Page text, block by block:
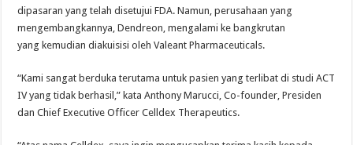
dipasaran yang telah disetujui FDA. Namun, perusahaan yang
mengembangkannya, Dendreon, mengalami ke bangkrutan
yang kemudian diakuisisi oleh Valeant Pharmaceuticals.
“Kami sangat berduka terutama untuk pasien yang terlibat di studi ACT
IV yang tidak berhasil,” kata Anthony Marucci, Co-founder, Presiden
dan Chief Executive Officer Celldex Therapeutics.